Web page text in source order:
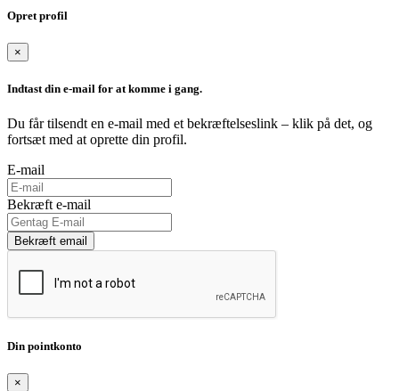
Opret profil
×
Indtast din e-mail for at komme i gang.
Du får tilsendt en e-mail med et bekræftelseslink – klik på det, og
fortsæt med at oprette din profil.
E-mail
Bekræft e-mail
Bekræft email
Din pointkonto
×